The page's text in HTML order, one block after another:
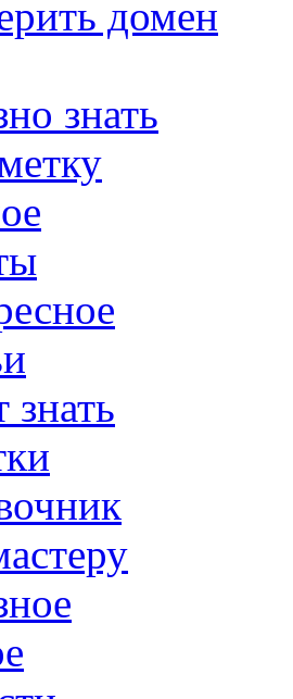
домен
знать
знать